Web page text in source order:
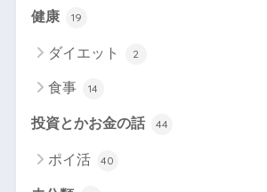
健康 19
ダイエット 2
食事 14
投資とかお金の話 44
ポイ活 40